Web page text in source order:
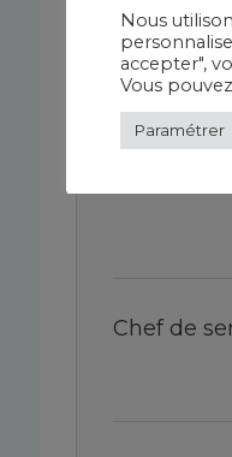
Chef de
Nous
accepter",
Vous
Paramétrer